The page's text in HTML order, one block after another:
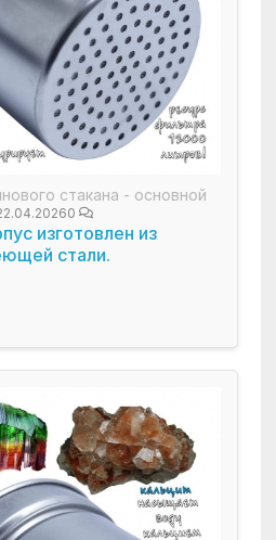
стакана - основной
0
изготовлен из
стали.